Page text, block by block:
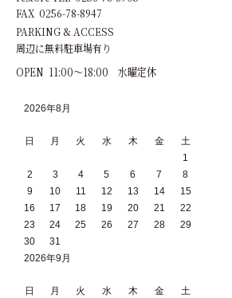
FAX 0256-78-8947
PARKING & ACCESS
周辺に無料駐車場有り
OPEN 11:00～18:00 水曜定休
2026年8月
日 月 火 水 木 金
土
1
2
3 4 5 6 7
8
9
10 11 12 13 14
15
16
17 18 19 20 21
22
23
24 25 26 27 28
29
30
31
2026年9月
日 月 火 水 木 金
土